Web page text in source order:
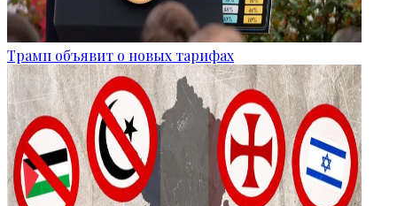
Трамп объявит о новых тарифах